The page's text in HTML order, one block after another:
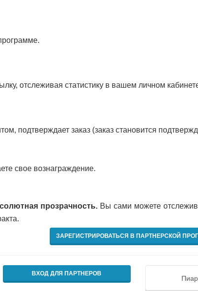
отслеживая статистику в вашем личном
подтверждает заказ (заказ становится
свое вознаграждение.
прозрачность.Вы сами можете
ЗАРЕГИСТРИРОВАТЬСЯ В ПАРТНЕРСКОЙ
ВХОД ДЛЯ ПАРТНЕРОВ